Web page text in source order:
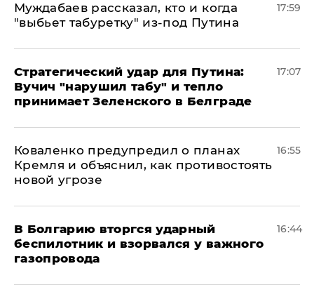
Муждабаев рассказал, кто и когда
"выбьет табуретку" из-под Путина
17:59
Стратегический удар для Путина:
Вучич "нарушил табу" и тепло
принимает Зеленского в Белграде
17:07
Коваленко предупредил о планах
Кремля и объяснил, как противостоять
новой угрозе
16:55
В Болгарию вторгся ударный
беспилотник и взорвался у важного
газопровода
16:44